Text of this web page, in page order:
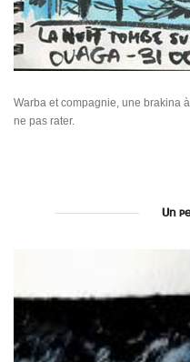
Warba et compagnie, une brakina
ne pas rater.
Un